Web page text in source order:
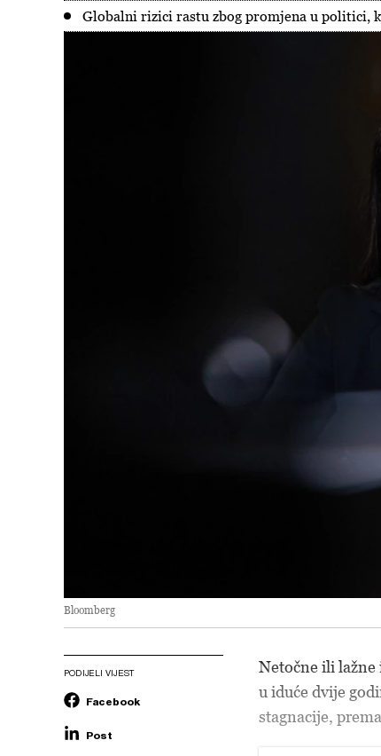
Globalni rizici rastu zbog promjena u politici,
Bloomberg
PODIJELI VIJEST
Facebook
Post
Netočne ili
u iduće dvije
stagnacije,